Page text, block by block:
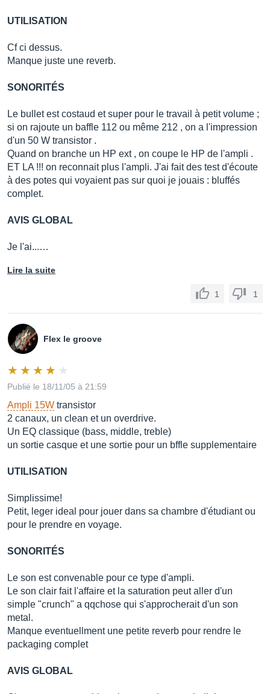
UTILISATION
Cf ci dessus.
Manque juste une reverb.
SONORITÉS
Le bullet est costaud et super pour le travail à petit volume ;
si on rajoute un baffle 112 ou même 212 , on a l'impression
d'un 50 W transistor .
Quand on branche un HP ext , on coupe le HP de l'ampli .
ET LA !!! on reconnait plus l'ampli. J'ai fait des test d'écoute
à des potes qui voyaient pas sur quoi je jouais : bluffés
complet.
AVIS GLOBAL
Je l'ai...…
Lire la suite
1 1
Flex le groove
Publié le 18/11/05 à 21:59
Ampli 15W transistor
2 canaux, un clean et un overdrive.
Un EQ classique (bass, middle, treble)
un sortie casque et une sortie pour un bffle supplementaire
UTILISATION
Simplissime!
Petit, leger ideal pour jouer dans sa chambre d'étudiant ou
pour le prendre en voyage.
SONORITÉS
Le son est convenable pour ce type d'ampli.
Le son clair fait l'affaire et la saturation peut aller d'un
simple "crunch" a qqchose qui s'approcherait d'un son
metal.
Manque eventuellment une petite reverb pour rendre le
packaging complet
AVIS GLOBAL